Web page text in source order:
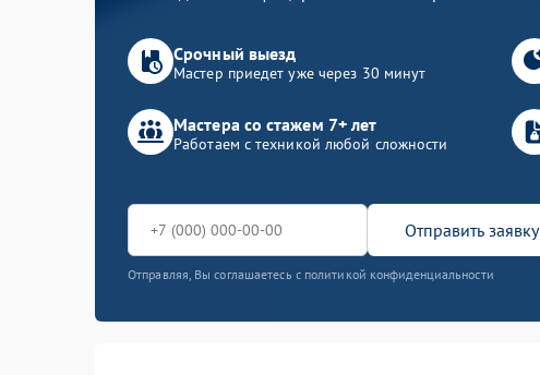
Срочный выезд
Мастер приедет уже через 30 минут
Мастера со стажем 7+ лет
Работаем с техникой любой сложности
Отправить заявку
Отправляя, Вы соглашаетесь с политикой конфиденциальности